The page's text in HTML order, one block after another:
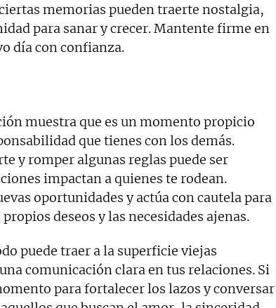
memorias pueden traerte nostalgia,
para sanar y crecer. Mantente firme en
día con confianza.
muestra que es un momento propicio
que tienes con los demás.
y romper algunas reglas puede ser
impactan a quienes te rodean.
oportunidades y actúa con cautela para
deseos y las necesidades ajenas.
puede traer a la superficie viejas
comunicación clara en tus relaciones. Si
para fortalecer los lazos y conversar